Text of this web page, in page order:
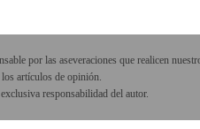
por las aseveraciones que realicen
artículos de opinión.
responsabilidad del autor.